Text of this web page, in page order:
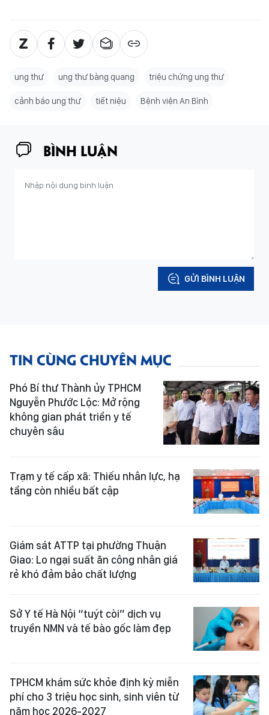
ung thư ung thư bàng quang triệu chứng ung thư
cảnh báo ung thư tiết niệu Bệnh viện An Bình
BÌNH LUẬN
GỬI BÌNH LUẬN
TIN CÙNG CHUYÊN MỤC
Phó Bí thư Thành ủy TPHCM
Nguyễn Phước Lộc: Mở rộng
không gian phát triển y tế
chuyên sâu
Trạm y tế cấp xã: Thiếu nhân lực, hạ
tầng còn nhiều bất cập
Giám sát ATTP tại phường Thuận
Giao: Lo ngại suất ăn công nhân giá
rẻ khó đảm bảo chất lượng
Sở Y tế Hà Nội “tuýt còi” dịch vụ
truyền NMN và tế bào gốc làm đẹp
TPHCM khám sức khỏe định kỳ miễn
phí cho 3 triệu học sinh, sinh viên từ
năm học 2026-2027